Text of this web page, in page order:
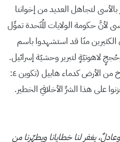
بالأسى لتجاهل العديد من إخواننا
لأنَّ حكومة الولايات المُتّحدة تموِّل
الكثيرين منّا قد استشهدوا باسم
لاهوتيّةٍ لتبرير وحشيّة إسرائيل.
إنَّ دماء إخوتنا الفلسطينيّين تصرخ من الأرض كدماء هابيل (تكوين ٤:
يغفر لنا خطايانا ويطهِّرنا من